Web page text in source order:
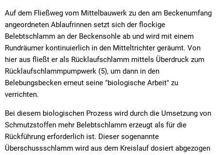
Auf dem Fließweg vom Mittelbauwerk zu den am Beckenumfang
angeordneten Ablaufrinnen setzt sich der flockige
Belebtschlamm an der Beckensohle ab und wird mit einem
Rundräumer kontinuierlich in den Mitteltrichter geräumt. Von
hier aus fließt er als Rücklaufschlamm mittels Überdruck zum
Rücklaufschlammpumpwerk (5), um dann in den
Belebungsbecken erneut seine "biologische Arbeit" zu
verrichten.
Bei diesem biologischen Prozess wird durch die Umsetzung von
Schmutzstoffen mehr Belebtschlamm erzeugt als für die
Rückführung erforderlich ist. Dieser sogenannte
Überschussschlamm wird aus dem Kreislauf dosiert abgezogen